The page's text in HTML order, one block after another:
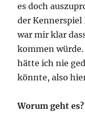
es doch
der
war mir klar
kommen
hätte ich nie
könnte, also
Worum geht es?